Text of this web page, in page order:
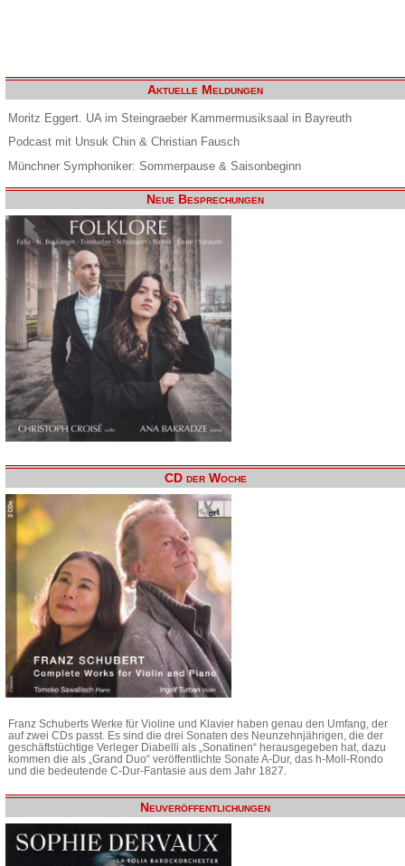
Aktuelle Meldungen
Moritz Eggert. UA im Steingraeber Kammermusiksaal in Bayreuth
Podcast mit Unsuk Chin & Christian Fausch
Münchner Symphoniker: Sommerpause & Saisonbeginn
Neue Besprechungen
CD der Woche
Franz Schuberts Werke für Violine und Klavier haben genau den Umfang, der
auf zwei CDs passt. Es sind die drei Sonaten des Neunzehnjährigen, die der
geschäftstüchtige Verleger Diabelli als „Sonatinen“ herausgegeben hat, dazu
kommen die als „Grand Duo“ veröffentlichte Sonate A-Dur, das h-Moll-Rondo
und die bedeutende C-Dur-Fantasie aus dem Jahr 1827.
Neuveröffentlichungen